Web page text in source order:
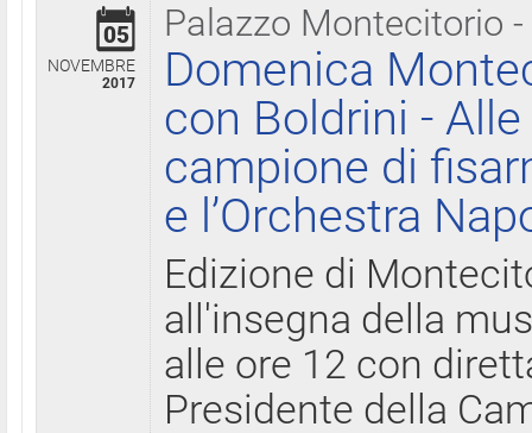
Palazzo Montecitorio
05
NOVEMBRE
2017
Domenica
con Boldrini -
campione di
e l’Orchestra
Edizione di
all'insegna della
alle ore 12 con
Presidente della